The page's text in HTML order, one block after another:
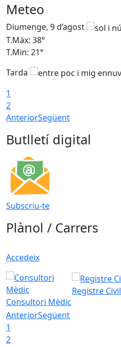
Meteo
Diumenge, 9 d’agost
T.Màx: 38°
T.Min: 21°
Tarda
1
2
AnteriorSegüent
Butlletí digital
Subscriu-te
Plànol / Carrers
Accedeix
Consultori Mèdic
Registre Civil
AnteriorSegüent
1
2